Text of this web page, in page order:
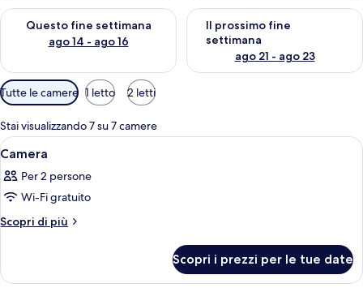
i
v
t
Questo fine settimana
ago 14 - ago 16
Verifica la disponibilità per questo fine settimana, ago 14 -
Il prossimo fine
settimana
ago 21 - ago 23
Verifica la disponibilità per il
Filtri
disponibili
per
le
camere
Tutte le camere 1 letto 2 letti
Stai visualizzando 7 su 7 camere
Apri
tutte
le
foto
per
Una camera d'albergo con un letto,
8
Camera
Per 2 persone
Wi-Fi gratuito
Scopri di più
Altri
Scopri i prezzi per le tue date